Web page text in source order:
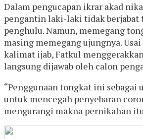
Dalam pengucapan ikrar akad
pengantin laki-laki tidak berjabat
penghulu. Namun, memegang
masing memegang ujungnya.
kalimat ijab, Fatkul
langsung dijawab oleh calon
“Penggunaan tongkat ini sebagai
untuk mencegah penyebaran
mengurangi makna pernikahan